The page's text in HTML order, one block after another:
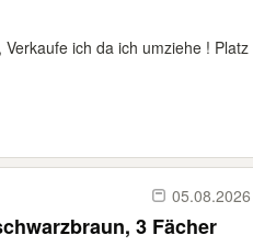
ich da ich umziehe ! Platz
05.08.2026
3 Fächer